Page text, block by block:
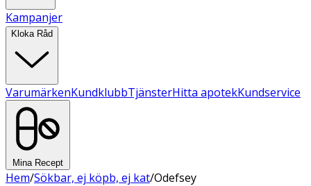
Kampanjer
Kloka Råd
VarumärkenKundklubbTjänsterHitta apotekKundservice
Mina Recept
Hem/Sökbar, ej köpb, ej kat/Odefsey